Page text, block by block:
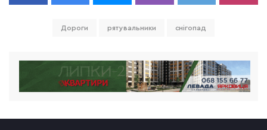
Дороги рятувальники снігопад